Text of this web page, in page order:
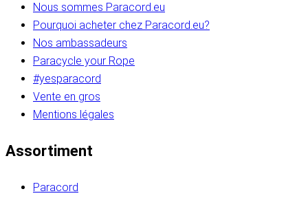
Nous sommes Paracord.eu
Pourquoi acheter chez Paracord.eu?
Nos ambassadeurs
Paracycle your Rope
#yesparacord
Vente en gros
Mentions légales
Assortiment
Paracord